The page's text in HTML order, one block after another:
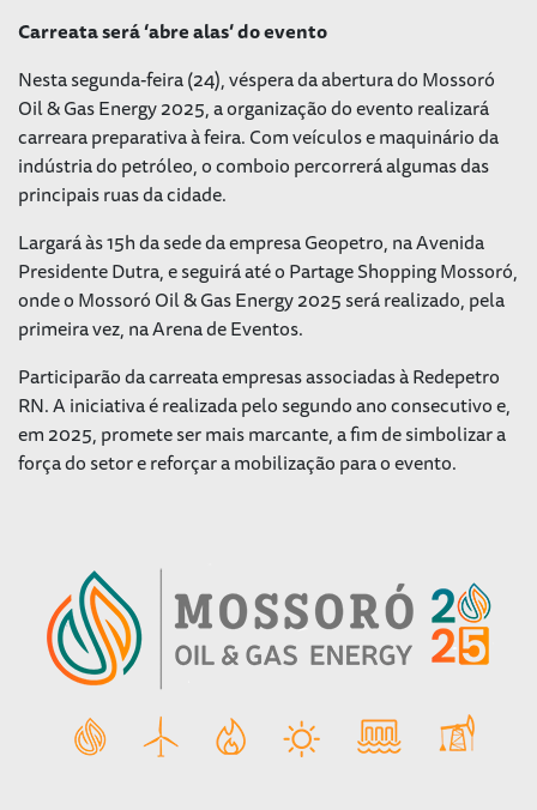
Carreata será ‘abre alas’ do evento
Nesta segunda-feira (24), véspera da abertura do Mossoró
Oil & Gas Energy 2025, a organização do evento realizará
carreara preparativa à feira. Com veículos e maquinário da
indústria do petróleo, o comboio percorrerá algumas das
principais ruas da cidade.
Largará às 15h da sede da empresa Geopetro, na Avenida
Presidente Dutra, e seguirá até o Partage Shopping Mossoró,
onde o Mossoró Oil & Gas Energy 2025 será realizado, pela
primeira vez, na Arena de Eventos.
Participarão da carreata empresas associadas à Redepetro
RN. A iniciativa é realizada pelo segundo ano consecutivo e,
em 2025, promete ser mais marcante, a fim de simbolizar a
força do setor e reforçar a mobilização para o evento.